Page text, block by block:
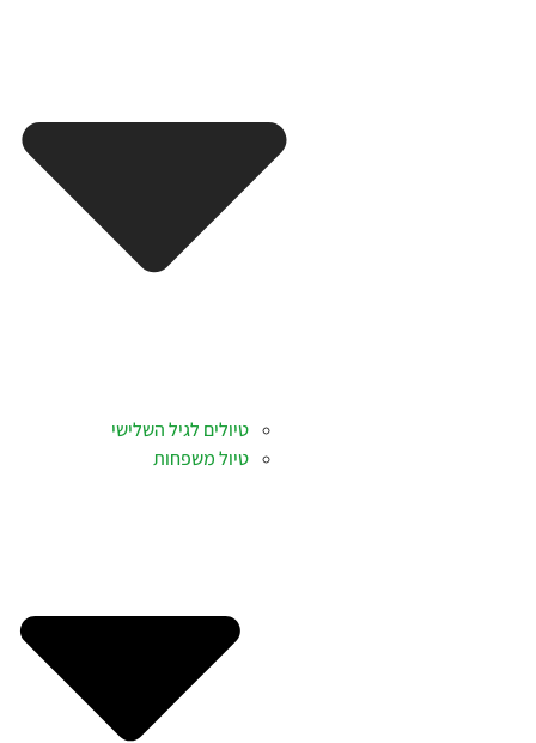
טיולים לגיל השלישי
טיול משפחות